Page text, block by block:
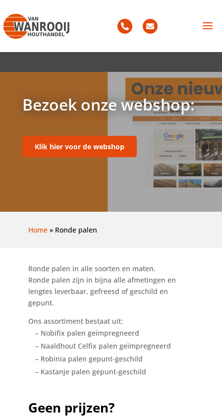
Bezoek onze webshop:
Klik hier voor de webshop
Home» Ronde palen
Ronde palen in alle soorten en maten.
Ronde palen zijn in bijna alle afmetingen en
lengtes leverbaar, gefreesd of geschild en
gepunt.
Ons assortiment bestaat uit:
– Nobifix palen geïmpregneerd
– Naaldhout Celfix palen geïmpregneerd
– Robinia palen gepunt-geschild
– Kastanje palen gepunt-geschild
Geen prijzen?